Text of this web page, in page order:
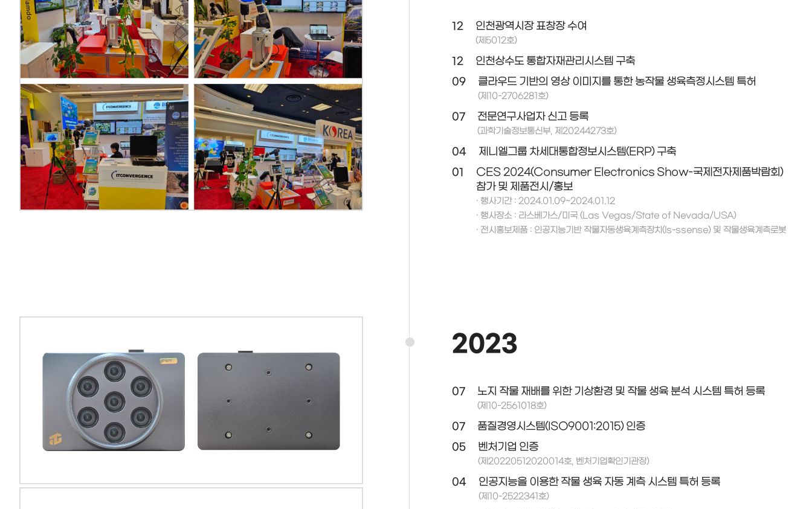
12 인천광역시장 표창장 수여
(제5012호)
12
인천상수도 통합자재관리시스템 구축
09
클라우드 기반의 영상 이미지를 통한 농작물 생육측정시스템 특허
(제10-2706281호)
07 전문연구사업자 신고 등록
(과학기술정보통신부, 제20244273호)
04
제니엘그룹 차세대통합정보시스템(ERP) 구축
01
CES 2024(Consumer Electronics Show-국제전자제품박람회)
참가 및 제품전시/홍보
· 행사기간 : 2024.01.09~2024.01.12
· 행사장소 : 라스베가스/미국 (Las Vegas/State of Nevada/USA)
· 전시홍보제품 : 인공지능기반 작물자동생육계측장치(Is-ssense) 및 작물생육계측로봇
2023
07 노지 작물 재배를 위한 기상환경 및 작물 생육 분석 시스템 특허 등록
(제10-2561018호)
07
품질경영시스템(ISO9001:2015) 인증
05
벤처기업 인증
(제20220512020014호, 벤처기업확인기관장)
04 인공지능을 이용한 작물 생육 자동 계측 시스템 특허 등록
(제10-2522341호)